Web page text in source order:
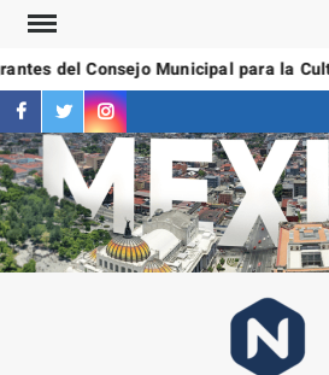
Saltar
contenidodel Consejo Municipal para la
facebook
twitterinstagram